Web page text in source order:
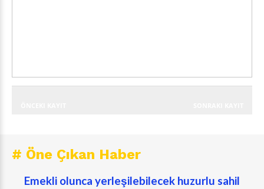
# Öne Çıkan Haber
Emekli olunca yerleşilebilecek huzurlu sahil